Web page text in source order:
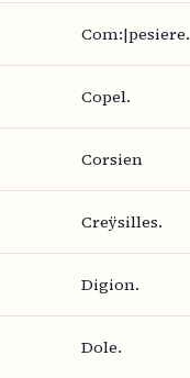
Com:|pesiere.
Copel.
Corsien
Creÿsilles.
Digion.
Dole.